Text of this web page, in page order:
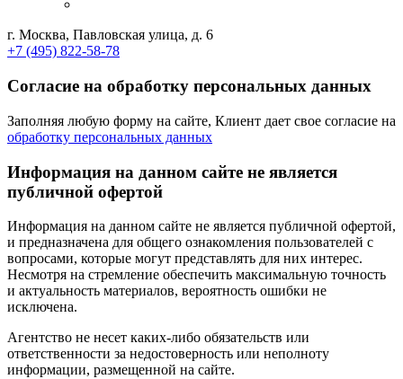
г. Москва, Павловская улица, д. 6
+7 (495) 822-58-78
Согласие на обработку персональных данных
Заполняя любую форму на сайте, Клиент дает свое согласие на
обработку персональных данных
Информация на данном сайте не является
публичной офертой
Информация на данном сайте не является публичной офертой,
и предназначена для общего ознакомления пользователей с
вопросами, которые могут представлять для них интерес.
Несмотря на стремление обеспечить максимальную точность
и актуальность материалов, вероятность ошибки не
исключена.
Агентство не несет каких-либо обязательств или
ответственности за недостоверность или неполноту
информации, размещенной на сайте.